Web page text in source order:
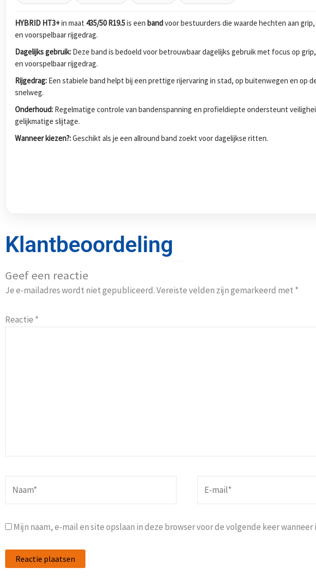
HYBRID HT3+in maat 435/50 R19.5is een bandvoor bestuurders die waarde hechten aan
en voorspelbaar rijgedrag.
Dagelijks gebruik: Deze band is bedoeld voor betrouwbaar dagelijks gebruik met focus op
en voorspelbaar rijgedrag.
Rijgedrag: Een stabiele band helpt bij een prettige rijervaring in stad, op buitenwegen en op
snelweg.
Onderhoud: Regelmatige controle van bandenspanning en profieldiepte ondersteunt
gelijkmatige slijtage.
Wanneer kiezen?:Geschikt als je een allround band zoekt voor dagelijkse ritten.
Klantbeoordeling
Geef een reactie
Je e-mailadres wordt niet gepubliceerd.Vereiste velden zijn gemarkeerd met *
Reactie *
mail*
Mijn naam, e-mail en site opslaan in deze browser voor de volgende keer